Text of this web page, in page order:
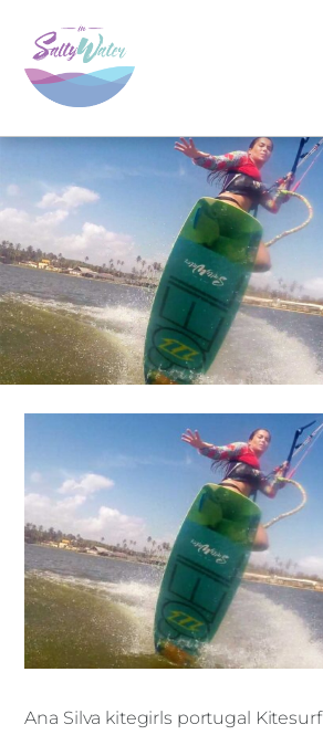
NOVEMBRO 19, 2020
gale10
Ana Silva kitegirls portugal Kitesurf